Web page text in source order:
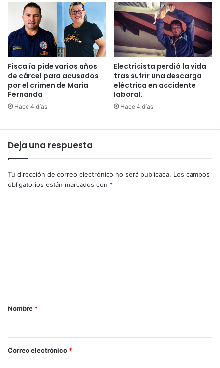
Fiscalía pide varios años
de cárcel para acusados
por el crimen de María
Fernanda
Hace 4 días
Electricista perdió la vida
tras sufrir una descarga
eléctrica en accidente
laboral.
Hace 4 días
Deja una respuesta
Tu dirección de correo electrónico no será publicada. Los campos
obligatorios están marcados con *
r
*
Nombre *
Correo electrónico *